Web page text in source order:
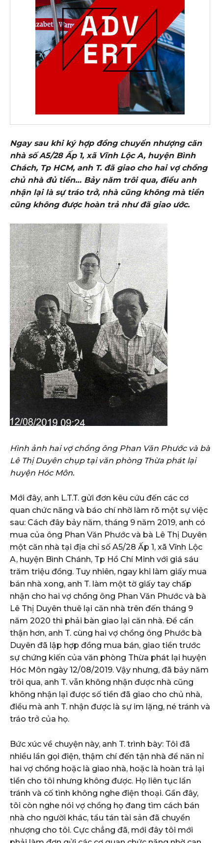
Ngay sau khi ký hợp đồng chuyển nhượng căn
nhà số A5/28 Ấp 1, xã Vĩnh Lộc A, huyện Bình
Chách, Tp HCM, anh T. đã giao cho hai vợ chồng
chủ nhà đủ tiền… Bảy năm trôi qua, điều anh
nhận lại là sự tráo trở, nhà cũng không mà tiền
cũng không được hoàn trả như đã giao ước.
Hình ảnh hai vợ chồng ông Phan Văn Phước và bà
Lê Thị Duyên chụp tại văn phòng Thừa phát lại
huyện Hóc Môn.
Mới đây, anh L.T.T. gửi đơn kêu cứu đến các cơ
quan chức năng và báo chí nhờ làm rõ một sự việc
sau: Cách đây bảy năm, tháng 9 năm 2019, anh có
mua của ông Phan Văn Phước và bà Lê Thị Duyên
một căn nhà tại địa chỉ số A5/28 Ấp 1, xã Vĩnh Lộc
A, huyện Bình Chánh, Tp Hồ Chí Minh với giá sáu
trăm triệu đồng. Tuy nhiên, ngay khi làm giấy mua
bán nhà xong, anh T. làm một tờ giấy tay chấp
nhận cho hai vợ chồng ông Phan Văn Phước và bà
Lê Thị Duyên thuê lại căn nhà trên đến tháng 9
năm 2020 thì phải bàn giao lại căn nhà. Để cẩn
thận hơn, anh T. cùng hai vợ chồng ông Phước bà
Duyên đã lập hợp đồng mua bán, giao tiền trước
sự chứng kiến của văn phòng Thừa phát lại huyện
Hóc Môn ngày 12/08/2019. Vậy nhưng, đã bảy năm
trôi qua, anh T. vẫn không nhận được nhà cũng
không nhận lại được số tiền đã giao cho chủ nhà,
điều mà anh T. nhận được là sự im lặng, né tránh và
tráo trở của họ.
Bức xúc về chuyện này, anh T. trình bày: Tôi đã
nhiều lần gọi điện, thậm chí đến tận nhà để năn nỉ
hai vợ chồng hoặc là giao nhà, hoặc là hoàn trả lại
tiền cho tôi nhưng không được. Họ liên tục lẩn
tránh và cố tình không nghe điện thoại. Gần đây,
tôi còn nghe nói vợ chồng họ đang tìm cách bán
nhà cho người khác, tẩu tán tài sản đã chuyển
nhượng cho tôi. Cực chẳng đã, mới đây tôi mới